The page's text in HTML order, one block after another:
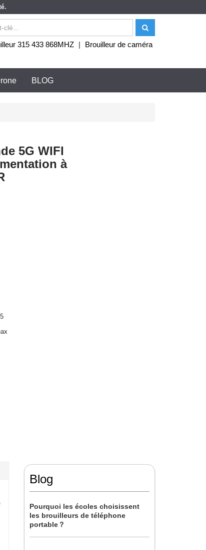
315 433 868MHZ | Brouilleur de caméra
BLOG
5G WIFI
à
Blog
Pourquoi les écoles choisissent
les brouilleurs de téléphone
portable？